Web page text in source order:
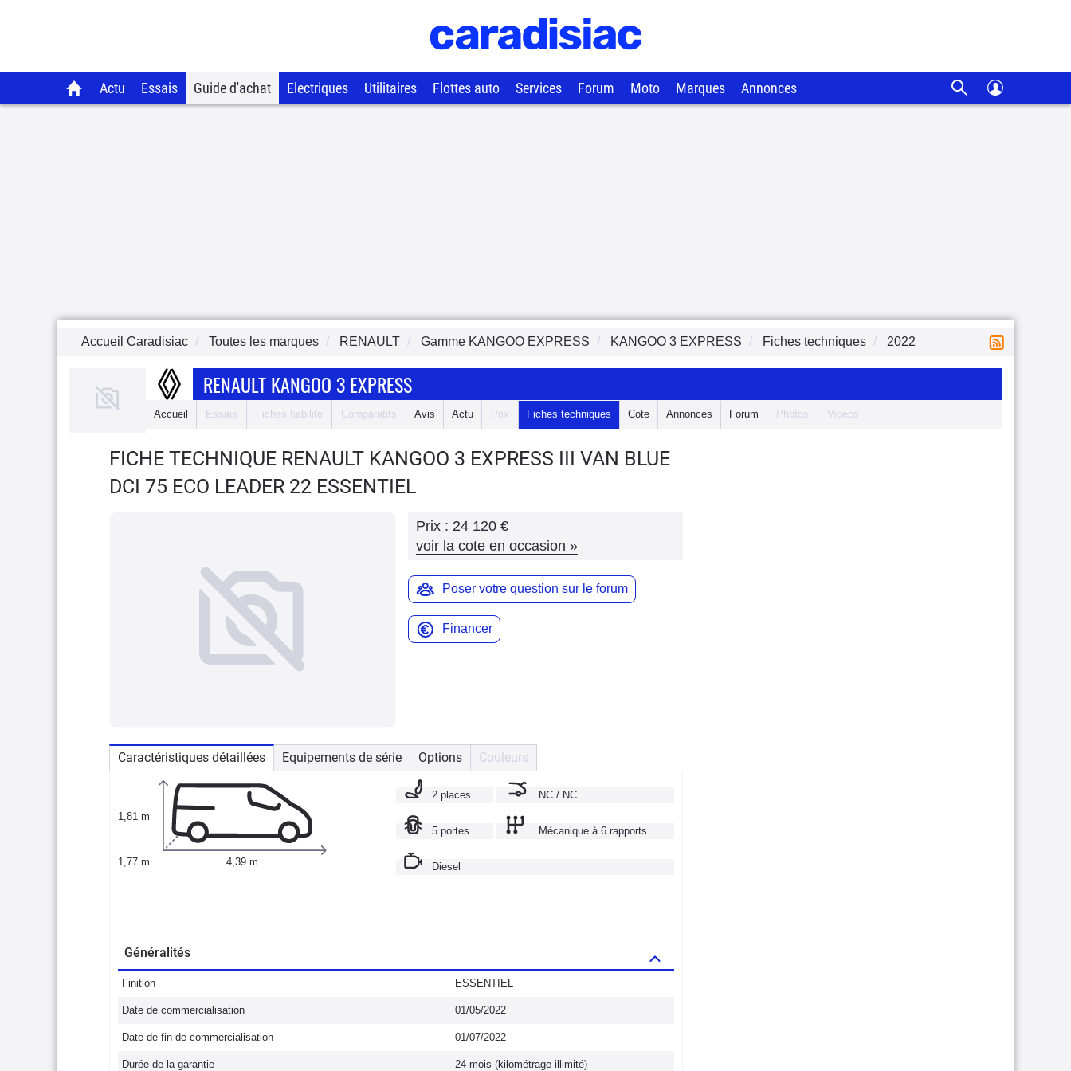
Actu Essais Guide d'achat Electriques Utilitaires Flottes auto Services Forum Moto Marques Annonces
Accueil Caradisiac Toutes les marques RENAULT Gamme KANGOO EXPRESS KANGOO 3 EXPRESS Fiches techniques 2022
RENAULT KANGOO 3 EXPRESS
Accueil Essais Fiches fiabilité Comparatifs Avis Actu Prix Fiches techniques Cote Annonces Forum Photos Vidéos
FICHE TECHNIQUE RENAULT KANGOO 3 EXPRESS III VAN BLUE
DCI 75 ECO LEADER 22 ESSENTIEL
Prix : 24 120 €
voir la cote en occasion »
Poser votre question sur le forum
Financer
Caractéristiques détaillées Equipements de série Options Couleurs
1,81 m
1,77 m 4,39 m
2 places NC / NC
5 portes Mécanique à 6 rapports
Diesel
Généralités
Finition ESSENTIEL
Date de commercialisation 01/05/2022
Date de fin de commercialisation 01/07/2022
Durée de la garantie 24 mois (kilométrage illimité)